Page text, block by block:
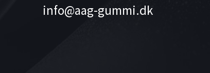
info@aag-gummi.dk